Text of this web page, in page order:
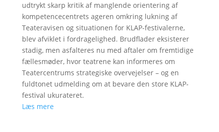
udtrykt skarp kritik af manglende orientering af
kompetencecentrets ageren omkring lukning af
Teateravisen og situationen for KLAP-festivalerne,
blev afviklet i fordragelighed. Brudflader eksisterer
stadig, men asfalteres nu med aftaler om fremtidige
fællesmøder, hvor teatrene kan informeres om
Teatercentrums strategiske overvejelser – og en
fuldtonet udmelding om at bevare den store KLAP-
festival ukurateret.
Læs mere